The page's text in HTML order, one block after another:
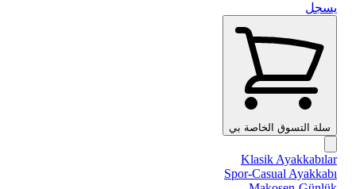
يسجل
سلة التسوق الخاصة بي
Klasik Ayakkabılar
Spor-Casual Ayakkabı